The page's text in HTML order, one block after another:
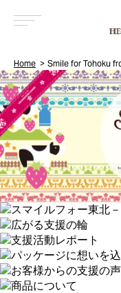
Home Smile for Tohoku